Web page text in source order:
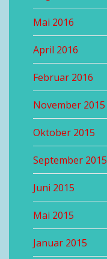
Mai 2016
April 2016
Februar 2016
November 2015
Oktober 2015
September 2015
Juni 2015
Mai 2015
Januar 2015